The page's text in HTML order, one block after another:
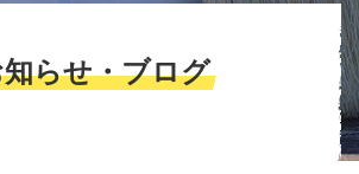
らせ・ブログ